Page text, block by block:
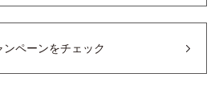
ンペーンをチェック